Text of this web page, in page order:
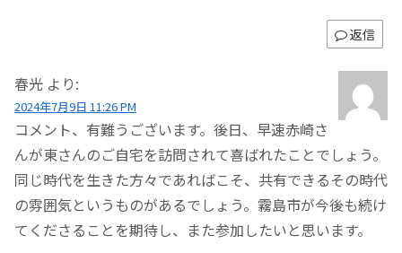
返信
春光 より:
2024年7月9日 11:26 PM
コメント、有難うございます。後日、早速赤崎さ
んが東さんのご自宅を訪問されて喜ばれたことでしょう。
同じ時代を生きた方々であればこそ、共有できるその時代
の雰囲気というものがあるでしょう。霧島市が今後も続け
てくださることを期待し、また参加したいと思います。